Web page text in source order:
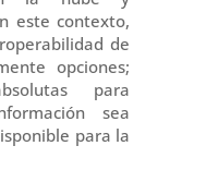
este contexto,
de
opciones;
para
sea
para la